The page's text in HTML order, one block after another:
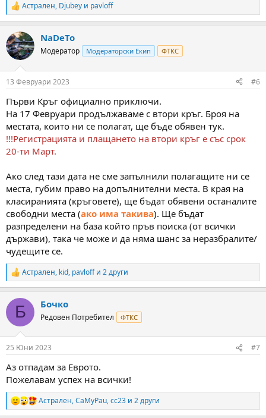
R
e
c
t
i
s
Астрален, Djubey и pavloff
NaDeTo
Модератор Модераторски Екип ФТКС
13 Февруари 2023 #6
Първи Кръг официално приключи.
На 17 Февруари продължаваме с втори кръг. Броя на
местата, които ни се полагат, ще бъде обявен тук.
!!!Регистрацията и плащането на втори кръг е със срок
20-ти Март.
Ако след тази дата не сме запълнили полагащите ни се
места, губим право на допълнителни места. В края на
класиранията (кръговете), ще бъдат обявени останалите
свободни места (ако има такива). Ще бъдат
разпределени на база който пръв поиска (от всички
държави), така че може и да няма шанс за неразбралите/
чудещите се.
R
e
c
i
s
Астрален, kid, pavloffи 2 други
Б Бочко
Редовен Потребител ФТКС
25 Юни 2023 #7
Аз отпадам за Еврото.
Пожелавам успех на всички!
R
e
Астрален,CaMyPau,cc23 и 2 други